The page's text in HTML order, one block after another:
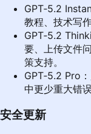
GPT‑5.2
教程、技术写
GPT‑5.2
要、上传文件
策支持。
GPT‑5.2 Pro
中更少重大错
安全更新